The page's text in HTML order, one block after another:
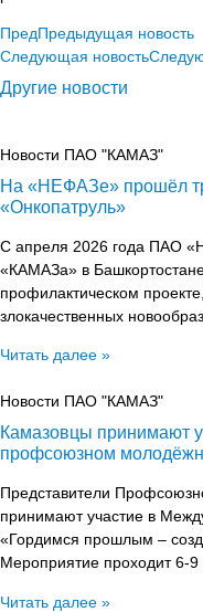
ПредПредыдущая новость
Следующая новость
Другие новости
Новости ПАО "КАМАЗ"
На «НЕФАЗе» прошёл
«Онкопатруль»
С апреля 2026 года ПАО
«КАМАЗа» в
профилактическом
злокачественных
Читать далее »
Новости ПАО "КАМАЗ"
Камазовцы принимают
профсоюзном
Представители
принимают участие в
«Гордимся прошлым –
Мероприятие проходит 6-
Читать далее »